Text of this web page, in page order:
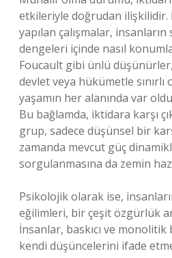
etkileriyle doğrudan
yapılan çalışmalar,
dengeleri içinde nasıl
Foucault gibi ünlü
devlet veya hükümetle sınırlı
yaşamın her alanında var
Bu bağlamda, iktidara karşı
grup, sadece düşünsel bir
zamanda mevcut güç
sorgulanmasına da zemin
Psikolojik olarak ise,
eğilimleri, bir çeşit özgürlük
İnsanlar, baskıcı ve monolitik
kendi düşüncelerini ifade